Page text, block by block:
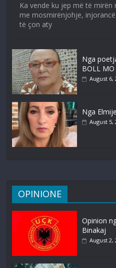
Ka vende ku jep më të
me mosmirënjohje,
të çon aty
Nga
BOLL MO
August 6,
Nga
August 5,
OPINIONE
Opinion
Binakaj
August 2,